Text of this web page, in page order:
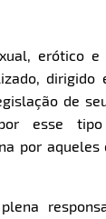
Parte 2
erótico
dirigido
de
esse
por aqueles